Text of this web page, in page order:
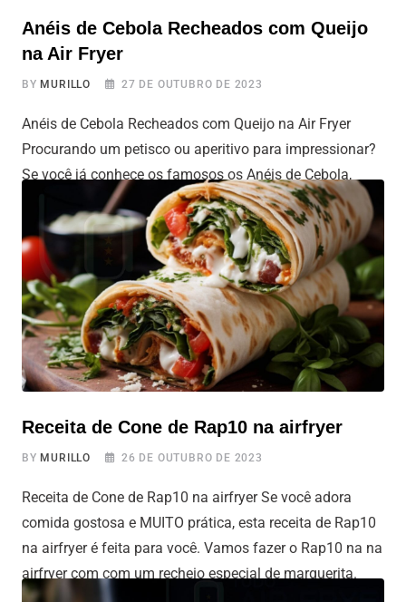
Anéis de Cebola Recheados com Queijo
na Air Fryer
BYMURILLO 27 DE OUTUBRO DE 2023
Anéis de Cebola Recheados com Queijo na Air Fryer
Procurando um petisco ou aperitivo para impressionar?
Se você já conhece os famosos os Anéis de Cebola,
chegou a hora de ir para o próximo nível e fazer
deliciosos anéis de cebola recheados com queijo na air
fryer. Aquele anel de cebola com a casquinha crocante
Receita de Cone de Rap10 na airfryer
BYMURILLO 26 DE OUTUBRO DE 2023
Receita de Cone de Rap10 na airfryer Se você adora
comida gostosa e MUITO prática, esta receita de Rap10
na airfryer é feita para você. Vamos fazer o Rap10 na na
airfryer com com um recheio especial de marguerita.
Imagina só queijo muçarela derretido, molho de tomate